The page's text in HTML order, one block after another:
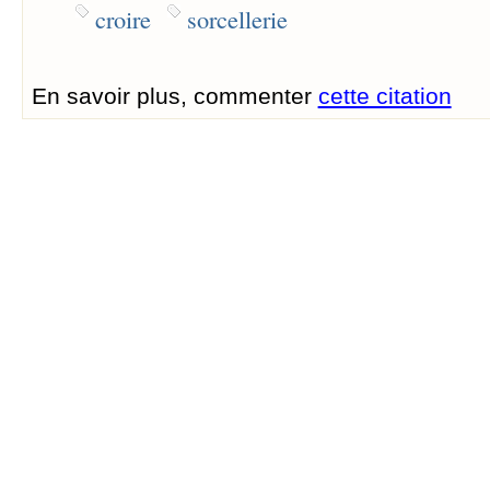
croire sorcellerie
En savoir plus, commenter cette citation